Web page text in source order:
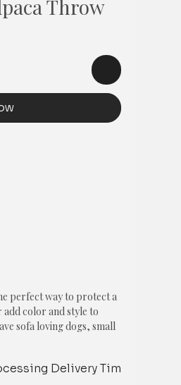
Throw
perfect way to protect a
color and style to
sofa loving dogs, small
let our covers do the
Delivery Time